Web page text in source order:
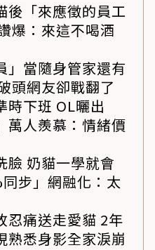
後「來應徵的員工
爆：來這不喝酒
」當隨身管家還有
頭網友卻戰翻了
時下班 OL曬出
萬人羨慕：情緒價
臉 奶貓一學就會
同步」網融化：太
忍痛送走愛貓 2年
熟悉身影全家淚崩